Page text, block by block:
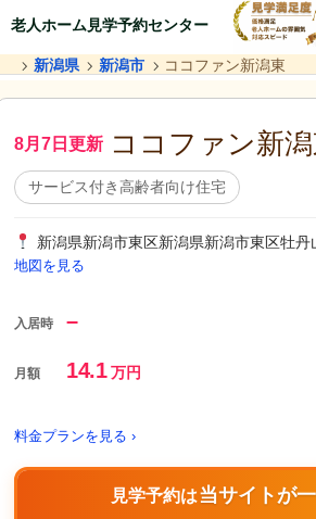
老人ホーム見学予約センター
新潟県 新潟市 ココファン新潟東
8月7日更新 ココファン新
サービス付き高齢者向け住宅
新潟県新潟市東区新潟県新潟市東区牡
地図を見る
入居時 –
月額 14.1万円
料金プランを見る ›
見学予約は当サイトが